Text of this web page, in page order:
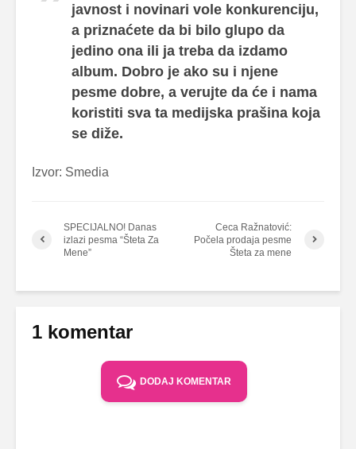
javnost i novinari vole konkurenciju,
a priznaćete da bi bilo glupo da
jedino ona ili ja treba da izdamo
album. Dobro je ako su i njene
pesme dobre, a verujte da će i nama
koristiti sva ta medijska prašina koja
se diže.
Izvor: Smedia
SPECIJALNO! Danas
izlazi pesma “Šteta Za
Mene”
Ceca Ražnatović:
Počela prodaja pesme
Šteta za mene
1 komentar
DODAJ KOMENTAR